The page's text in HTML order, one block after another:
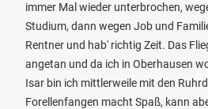
immer Mal wieder unterbrochen,
Studium, dann wegen Job und
Rentner und hab' richtig Zeit. Das
angetan und da ich in Oberhausen
Isar bin ich mittlerweile mit den
Forellenfangen macht Spaß, kann